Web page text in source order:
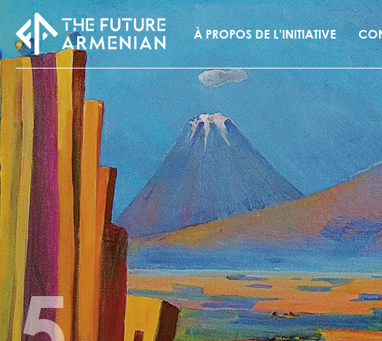
À PROPOS DE L’INITIATIVE